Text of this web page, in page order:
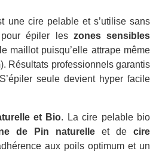
une cire pelable et s’utilise sans
épiler les zones sensibles
maillot puisqu’elle attrape même
Résultats professionnels garantis
seule devient hyper facile
et Bio. La cire pelable bio
de Pin naturelle et de cire
aux poils optimum et un